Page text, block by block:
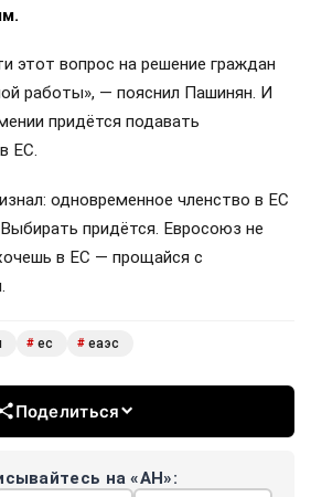
этот вопрос на решение граждан
работы», — пояснил Пашинян. И
придётся подавать
ЕС.
одновременное членство в ЕС
придётся. Евросоюз не
в ЕС — прощайся с
# ес # еаэс
Поделиться
на «АН»: